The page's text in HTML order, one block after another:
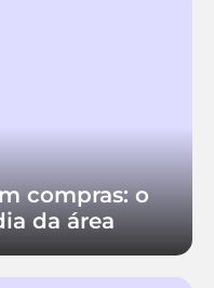
compras: o
da área